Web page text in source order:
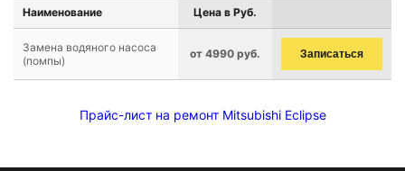
Наименование Цена в Руб.
Замена водяного насоса
(помпы)
от 4990 руб. Записаться
Прайс-лист на ремонт Mitsubishi Eclipse